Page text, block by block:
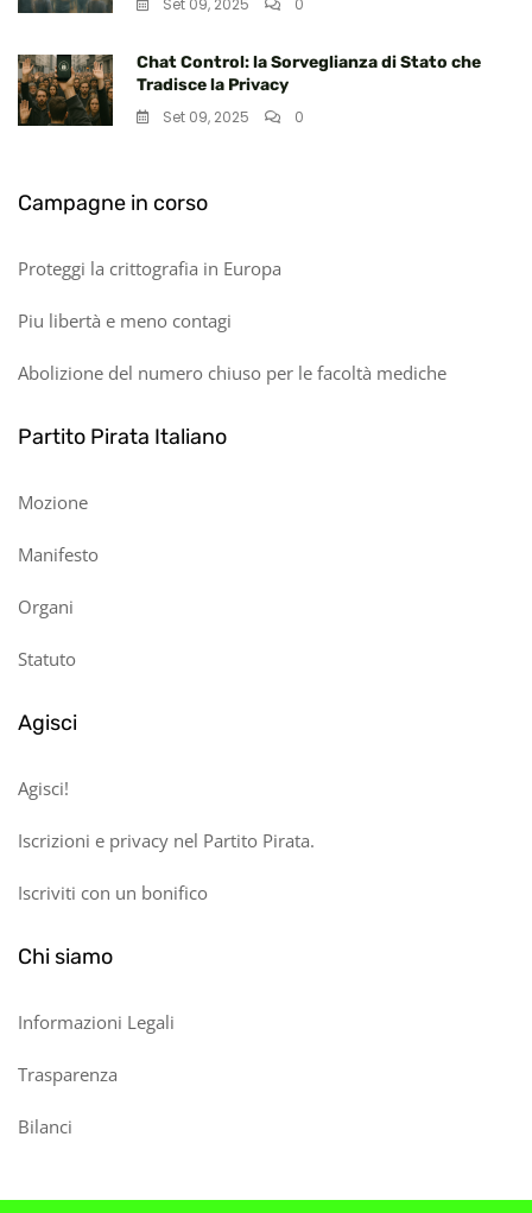
Set 09, 2025
0
Chat Control: la Sorveglianza di Stato che
Tradisce la Privacy
Set 09, 2025
0
Campagne in corso
Proteggi la crittografia in Europa
Piu libertà e meno contagi
Abolizione del numero chiuso per le facoltà mediche
Partito Pirata Italiano
Mozione
Manifesto
Organi
Statuto
Agisci
Agisci!
Iscrizioni e privacy nel Partito Pirata.
Iscriviti con un bonifico
Chi siamo
Informazioni Legali
Trasparenza
Bilanci